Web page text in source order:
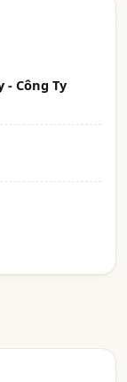
- Công Ty